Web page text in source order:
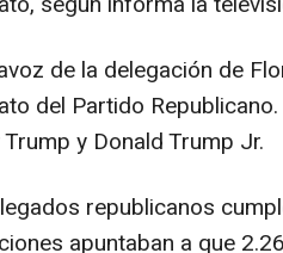
de la delegación de
del Partido
y Donald Trump Jr.
republicanos
apuntaban a que